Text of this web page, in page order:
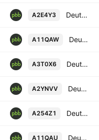
A2E4Y3 Deutsche Pfandbriefbank AG 0.8% 24-MAY-2027
A11QAW Deutsche Pfandbriefbank AG 1.98% 30-JUL-2029
A3T0X6 Deutsche Pfandbriefbank AG 0.01% 30-NOV-2027
A2YNVV Deutsche Pfandbriefbank AG 0.23% 04-DEC-2029
A254Z1 Deutsche Pfandbriefbank AG 1.05% 12-JUN-2029
A11QAU Deutsche Pfandbriefbank AG 2.695% 26-JUN-2034